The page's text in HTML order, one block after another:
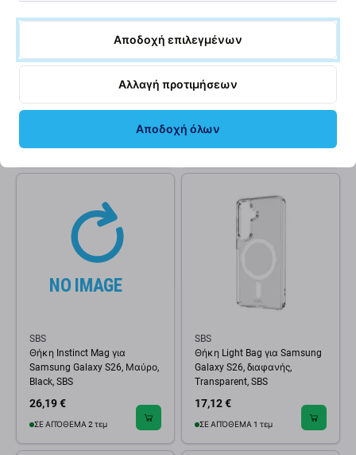
Σκληρυμένο γυαλί UWF με
Samsung S26, Διαφανές,
PanzerGlass
Εξωτερική αποθήκη
SBS
Θήκη Book Wallet Smooth
Black, SBS
23,17 €
ΣΕ ΑΠΌΘΕΜΑ 1 τεμ
SBS
Θήκη Instinct Mag για
Samsung Galaxy S26, Μαύρο,
Black, SBS
26,19 €
ΣΕ ΑΠΌΘΕΜΑ 2 τεμ
SBS
Θήκη Light Bag για Samsung
Galaxy S26, διαφανής,
Transparent, SBS
17,12 €
ΣΕ ΑΠΌΘΕΜΑ 1 τεμ
Αποδοχή επιλεγμένων
Αλλαγή προτιμήσεων
Αποδοχή όλων